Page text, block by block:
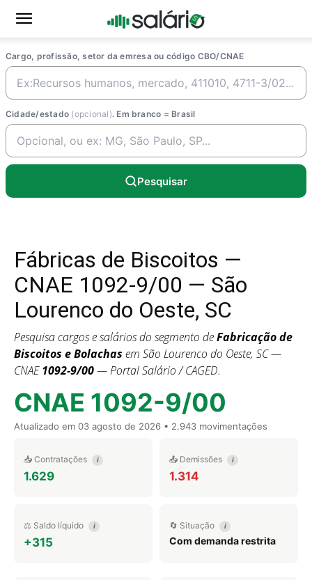
Cargo, profissão, setor da emresa ou código CBO/CNAE
Cidade/estado (opcional). Em branco = Brasil
Pesquisar
Fábricas de Biscoitos —
CNAE 1092-9/00 — São
Lourenco do Oeste, SC
Pesquisa cargos e salários do segmento deFabricação de
Biscoitos e Bolachas em São Lourenco do Oeste, SC —
CNAE1092-9/00— Portal Salário / CAGED.
CNAE 1092-9/00
Atualizado em 03 agosto de 2026 • 2.943 movimentações
📥 Contratações i
1.629
📤 Demissões i
1.314
⚖️ Saldo líquido i
+315
🔄 Situação i
Com demanda restrita